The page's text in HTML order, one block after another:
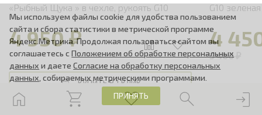
«Рыбный Щука » в чехле, рукоять G10
4 950 ₽
КУПИТЬ В 1 КЛИК
G10 зеленая
4
5 400 ₽
Мы используем файлы cookie для удобства пользованием
сайта и сбора статистики в метрической программе
Яндекс.Метрика. Продолжая пользоваться сайтом вы
соглашаетесь сПоложением об обработке персональных
данных и даетеСогласие на обработку персональных
данных , собираемых метрическими программами.
ПРИНЯТЬ